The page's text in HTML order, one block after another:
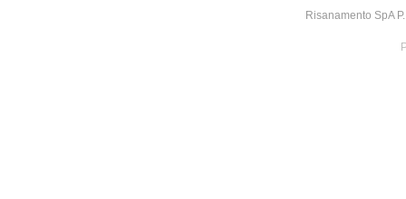
Risanamento SpA